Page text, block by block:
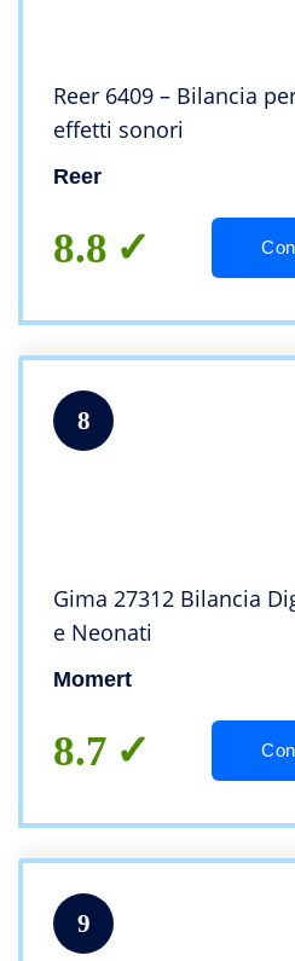
Reer 6409 – Bilancia
effetti sonori
Reer
8.8
8
Gima 27312 Bilancia
e Neonati
Momert
8.7
9